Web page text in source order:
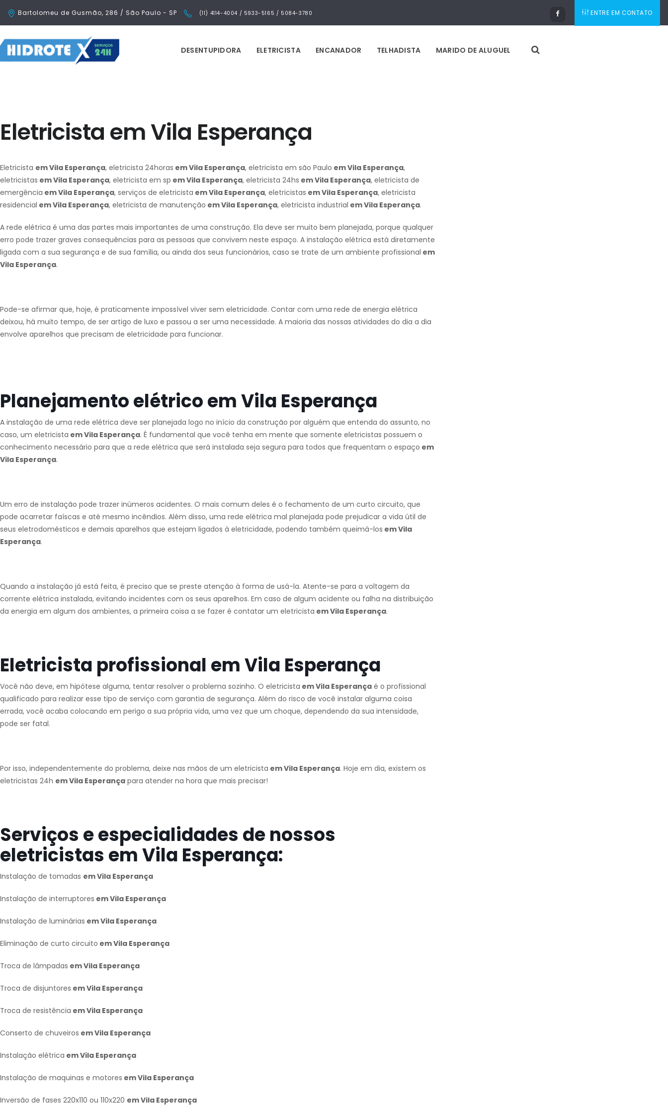
Bartolomeu de Gusmão, 286 / São Paulo - SP (11) 4114-4004 / 5933-5165 / 5084-3780 ENTRE EM CONTATO
DESENTUPIDORA ELETRICISTA ENCANADOR TELHADISTA MARIDO DE ALUGUEL
Eletricista em Vila Esperança
Eletricista em Vila Esperança, eletricista 24horas em Vila Esperança, eletricista em são Paulo em Vila Esperança,
eletricistas em Vila Esperança, eletricista em sp em Vila Esperança, eletricista 24hs em Vila Esperança, eletricista de
emergência em Vila Esperança, serviços de eletricista em Vila Esperança, eletricistas em Vila Esperança, eletricista
residencial em Vila Esperança, eletricista de manutenção em Vila Esperança, eletricista industrial em Vila Esperança.
A rede elétrica é uma das partes mais importantes de uma construção. Ela deve ser muito bem planejada, porque qualquer
erro pode trazer graves consequências para as pessoas que convivem neste espaço. A instalação elétrica está diretamente
ligada com a sua segurança e de sua família, ou ainda dos seus funcionários, caso se trate de um ambiente profissional em
Vila Esperança.
Pode-se afirmar que, hoje, é praticamente impossível viver sem eletricidade. Contar com uma rede de energia elétrica
deixou, há muito tempo, de ser artigo de luxo e passou a ser uma necessidade. A maioria das nossas atividades do dia a dia
envolve aparelhos que precisam de eletricidade para funcionar.
Planejamento elétrico em Vila Esperança
A instalação de uma rede elétrica deve ser planejada logo no início da construção por alguém que entenda do assunto, no
caso, um eletricista em Vila Esperança. É fundamental que você tenha em mente que somente eletricistas possuem o
conhecimento necessário para que a rede elétrica que será instalada seja segura para todos que frequentam o espaço em
Vila Esperança.
Um erro de instalação pode trazer inúmeros acidentes. O mais comum deles é o fechamento de um curto circuito, que
pode acarretar faíscas e até mesmo incêndios. Além disso, uma rede elétrica mal planejada pode prejudicar a vida útil de
seus eletrodomésticos e demais aparelhos que estejam ligados à eletricidade, podendo também queimá-los em Vila
Esperança.
Quando a instalação já está feita, é preciso que se preste atenção à forma de usá-la. Atente-se para a voltagem da
corrente elétrica instalada, evitando incidentes com os seus aparelhos. Em caso de algum acidente ou falha na distribuição
da energia em algum dos ambientes, a primeira coisa a se fazer é contatar um eletricista em Vila Esperança.
Eletricista profissional em Vila Esperança
Você não deve, em hipótese alguma, tentar resolver o problema sozinho. O eletricista em Vila Esperança é o profissional
qualificado para realizar esse tipo de serviço com garantia de segurança. Além do risco de você instalar alguma coisa
errada, você acaba colocando em perigo a sua própria vida, uma vez que um choque, dependendo da sua intensidade,
pode ser fatal.
Por isso, independentemente do problema, deixe nas mãos de um eletricista em Vila Esperança. Hoje em dia, existem os
eletricistas 24h em Vila Esperança para atender na hora que mais precisar!
Serviços e especialidades de nossos
eletricistas em Vila Esperança:
Instalação de tomadas em Vila Esperança
Instalação de interruptores em Vila Esperança
Instalação de luminárias em Vila Esperança
Eliminação de curto circuito em Vila Esperança
Troca de lâmpadas em Vila Esperança
Troca de disjuntores em Vila Esperança
Troca de resistência em Vila Esperança
Conserto de chuveiros em Vila Esperança
Instalação elétrica em Vila Esperança
Instalação de maquinas e motores em Vila Esperança
Inversão de fases 220x110 ou 110x220 em Vila Esperança